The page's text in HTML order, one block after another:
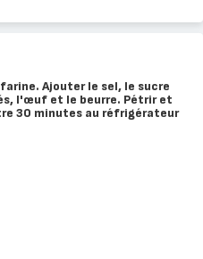
Ajouter le sel, le sucre
l'œuf et le beurre. Pétrir et
30 minutes au réfrigérateur